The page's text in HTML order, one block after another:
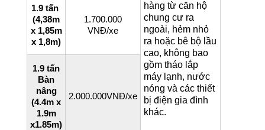
hàng từ căn hộ
chung cư ra
ngoài, hẻm nhỏ
ra hoặc bê bộ lầu
cao, không bao
gồm tháo lắp
máy lạnh, nước
nóng và các thiết
bị điện gia đình
khác.
1.9 tấn
(4,38m
x 1,85m
x 1,8m)
1.700.000
VNĐ/xe
1.9 tấn
Bàn
nâng
(4.4m x
1.9m
x1.85m)
2.000.000VNĐ/xe